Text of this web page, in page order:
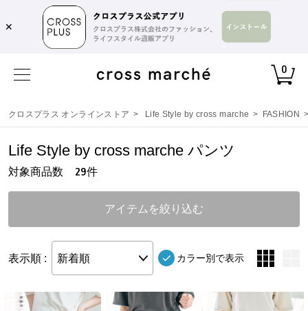
✕
0
クロスプラス オンラインストア > Life Style by cross marche > FASHION
対象商品数 29件
Life Style by cross marche パンツ
アイテムを絞り込む
表示順 : 新着順 カラー別で表示